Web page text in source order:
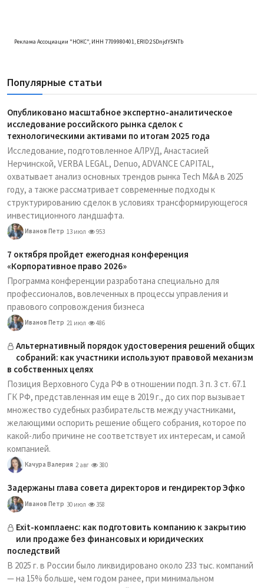
Реклама Ассоциации "НОКС", ИНН 7709980401, ERID:2SDnjdY5NTb
Популярные статьи
Опубликовано масштабное экспертно-аналитическое
исследование российского рынка сделок с
технологическими активами по итогам 2025 года
Исследование, подготовленное АЛРУД, Анастасией
Нерчинской, VERBA LEGAL, Denuo, ADVANCE CAPITAL,
охватывает анализ основных трендов рынка Tech M&A в 2025
году, а также рассматривает современные подходы к
структурированию сделок в условиях трансформирующегося
инвестиционного ландшафта.
Иванов Петр 13 июл 953
7 октября пройдет ежегодная конференция
«Корпоративное право 2026»
Программа конференции разработана специально для
профессионалов, вовлеченных в процессы управления и
правового сопровождения бизнеса
Иванов Петр 21 июл 486
Альтернативный порядок удостоверения решений общих
собраний: как участники используют правовой механизм
в собственных целях
Позиция Верховного Суда РФ в отношении подп. 3 п. 3 ст. 67.1
ГК РФ, представленная им еще в 2019 г., до сих пор вызывает
множество судебных разбирательств между участниками,
желающими оспорить решение общего собрания, которое по
какой-либо причине не соответствует их интересам, и самой
компанией.
Качура Валерия 2 авг 380
Задержаны глава совета директоров и гендиректор Эфко
Иванов Петр 30 июл 358
Exit-комплаенс: как подготовить компанию к закрытию
или продаже без финансовых и юридических
последствий
В 2025 г. в России было ликвидировано около 233 тыс. компаний
— на 15% больше, чем годом ранее, при минимальном